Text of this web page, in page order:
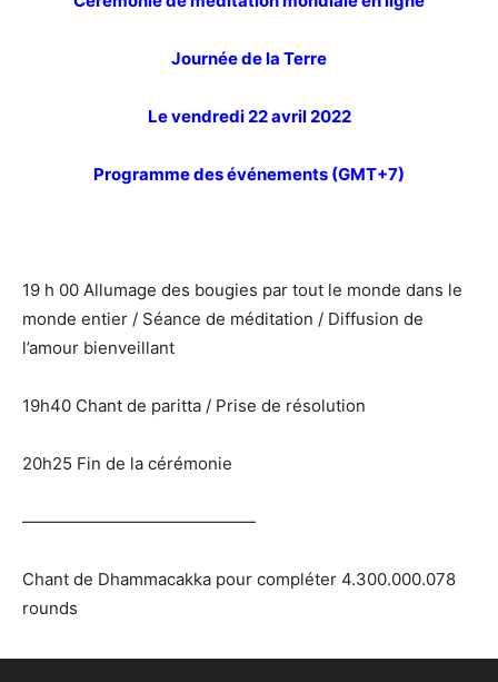
Journée de la Terre
Le vendredi 22 avril 2022
Programme des événements (GMT+7)
19 h 00 Allumage des bougies par tout le monde dans le
monde entier / Séance de méditation / Diffusion de
l’amour bienveillant
19h40 Chant de paritta / Prise de résolution
20h25 Fin de la cérémonie
——————————————
Chant de Dhammacakka pour compléter 4.300.000.078
rounds